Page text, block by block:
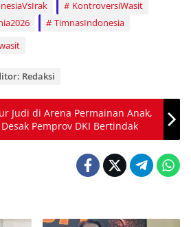
KontroversiWasit
TimnasIndonesia
Redaksi
Judi di Arena Permainan Anak,
Pemprov DKI Bertindak